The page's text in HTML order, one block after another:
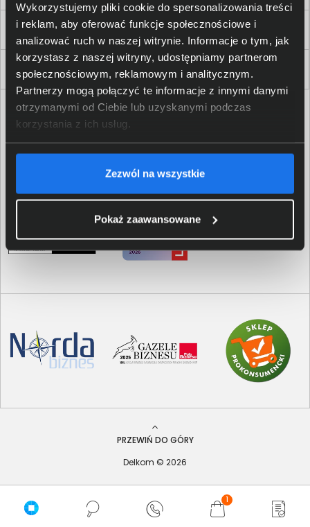
Wykorzystujemy pliki cookie do spersonalizowania treści
i reklam, aby oferować funkcje społecznościowe i
analizować ruch w naszej witrynie. Informacje o tym, jak
korzystasz z naszej witryny, udostępniamy partnerom
społecznościowym, reklamowym i analitycznym.
Partnerzy mogą połączyć te informacje z innymi danymi
otrzymanymi od Ciebie lub uzyskanymi podczas
korzystania z ich usług.
Zezwól na wszystkie
Pokaż zaawansowane
1
Zakupy
Delkom 2000
PRZEWIŃ DO GÓRY
Delkom © 2026